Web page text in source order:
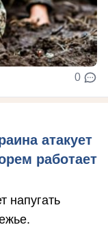
0
атакует
работает
напугать